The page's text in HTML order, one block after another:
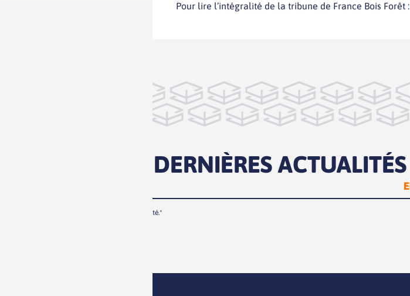
Pour lire l’intégralité de la tribune de France Bois Forêt :
SUIVEZ NOS DERNIÈRES ACTUALITÉS
politique de confidentialité.*